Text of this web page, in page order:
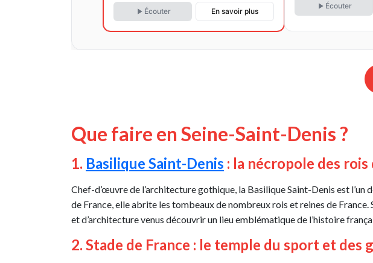
Écouter En savoir plus
Écouter
Que faire en Seine-Saint-Denis ?
1. Basilique Saint-Denis : la nécropole des rois
Chef-d’œuvre de l’architecture gothique, la Basilique Saint-Denis est
de France, elle abrite les tombeaux de nombreux rois et reines de
et d’architecture venus découvrir un lieu emblématique de l’histoire
2. Stade de France : le temple du sport et des